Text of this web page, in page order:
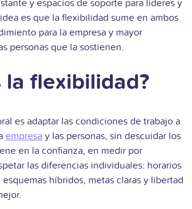
y espacios de soporte para líderes y
es que la flexibilidad sume en ambos
para la empresa y mayor
personas que la sostienen.
la flexibilidad?
es adaptar las condiciones de trabajo a
empresa y las personas, sin descuidar los
en la confianza, en medir por
las diferencias individuales: horarios
híbridos, metas claras y libertad